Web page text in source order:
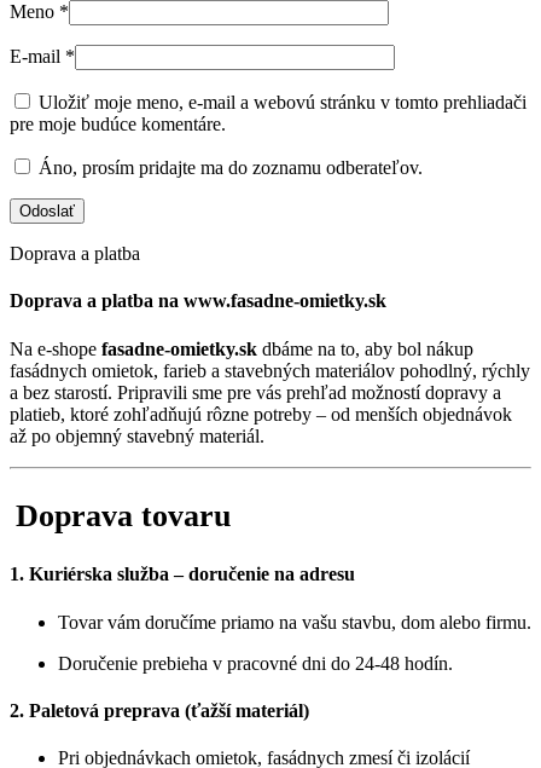
Meno *
E-mail *
Uložiť moje meno, e-mail a webovú stránku v tomto prehliadači
pre moje budúce komentáre.
Áno, prosím pridajte ma do zoznamu odberateľov.
Doprava a platba
Doprava a platba na www.fasadne-omietky.sk
Na e-shope fasadne-omietky.sk dbáme na to, aby bol nákup
fasádnych omietok, farieb a stavebných materiálov pohodlný, rýchly
a bez starostí. Pripravili sme pre vás prehľad možností dopravy a
platieb, ktoré zohľadňujú rôzne potreby – od menších objednávok
až po objemný stavebný materiál.
Doprava tovaru
1. Kuriérska služba – doručenie na adresu
Tovar vám doručíme priamo na vašu stavbu, dom alebo firmu.
Doručenie prebieha v pracovné dni do 24-48 hodín.
2. Paletová preprava (ťažší materiál)
Pri objednávkach omietok, fasádnych zmesí či izolácií